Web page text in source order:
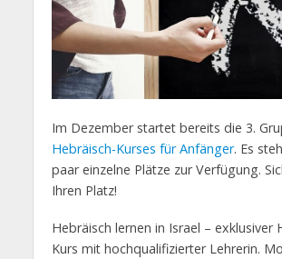
Im Dezember startet bereits die 3.
Hebräisch-Kurses für Anfänger. Es
paar einzelne Plätze zur Verfügung.
Ihren Platz!
Hebräisch lernen in Israel – exklusiver
Kurs mit hochqualifizierter Lehrerin.